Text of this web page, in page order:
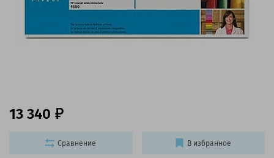
13 340
Сравнение В избранное